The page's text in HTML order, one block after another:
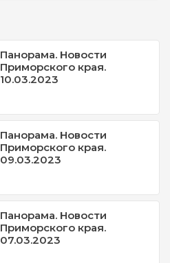
Панорама. Новости
Приморского края.
10.03.2023
Панорама. Новости
Приморского края.
09.03.2023
Панорама. Новости
Приморского края.
07.03.2023